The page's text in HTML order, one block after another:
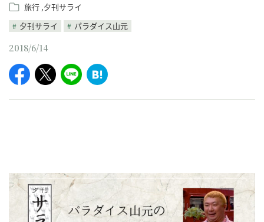
旅行 夕刊サライ
夕刊サライ
パラダイス山元
2018/6/14